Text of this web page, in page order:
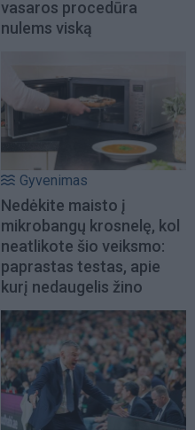
vasaros procedūra
nulems viską
Gyvenimas
Nedėkite maisto į
mikrobangų krosnelę, kol
neatlikote šio veiksmo:
paprastas testas, apie
kurį nedaugelis žino